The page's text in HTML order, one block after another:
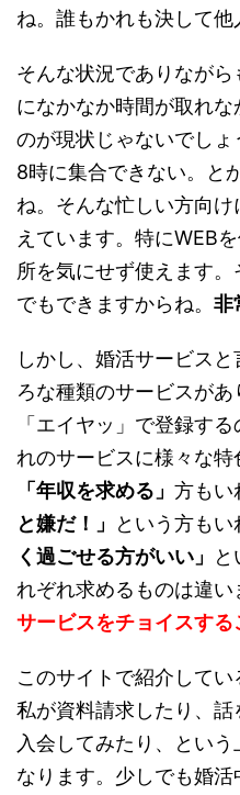
ね。誰もかれも決して他
そんな状況でありなが
になかなか時間が取れ
のが現状じゃないでしょ
8時に集合できない。と
ね。そんな忙しい方向
えています。特にWEB
所を気にせず使えます
でもできますからね。 非
しかし、婚活サービス
ろな種類のサービスが
「エイヤッ」で登録す
れのサービスに様々な
「年収を求める」 方もい
と嫌だ！」
という方もい
く過ごせる方がいい」
れぞれ求めるものは違い
サービスをチョイスする
このサイトで紹介して
私が資料請求したり、
入会してみたり、とい
なります。少しでも婚